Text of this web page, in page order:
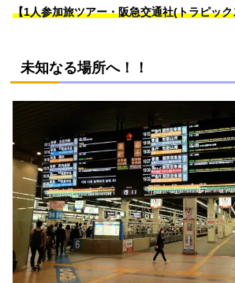
【1人参加旅ツアー・阪急交通社(トラピッ
未知なる場所へ！！